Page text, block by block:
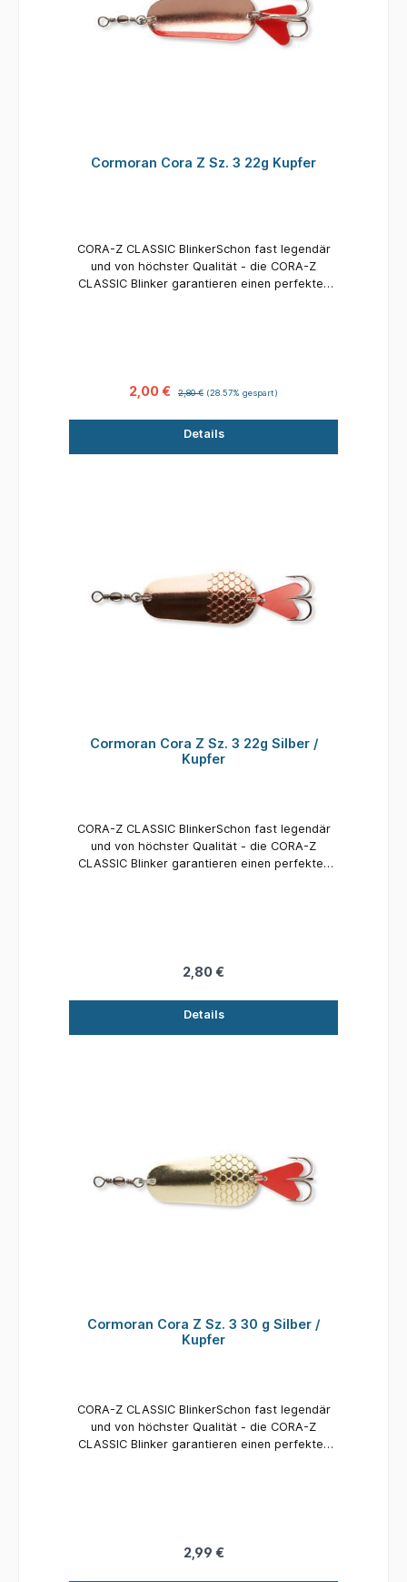
Cormoran Cora Z Sz. 3 22g Kupfer
CORA-Z CLASSIC BlinkerSchon fast legendär
und von höchster Qualität - die CORA-Z
CLASSIC Blinker garantieren einen perfekten
2,00 € 2,80 € (28.57% gespart)
Details
Cormoran Cora Z Sz. 3 22g Silber /
Kupfer
CORA-Z CLASSIC BlinkerSchon fast legendär
und von höchster Qualität - die CORA-Z
CLASSIC Blinker garantieren einen perfekten
2,80 €
Details
Cormoran Cora Z Sz. 3 30 g Silber /
Kupfer
CORA-Z CLASSIC BlinkerSchon fast legendär
und von höchster Qualität - die CORA-Z
CLASSIC Blinker garantieren einen perfekten
2,99 €